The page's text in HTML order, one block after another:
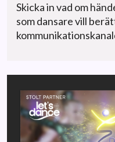
Skicka in vad om
som dansare vill